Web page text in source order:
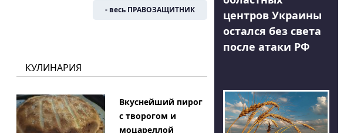
- весь ПРАВОЗАЩИТНИК
КУЛИНАРИЯ
Вкуснейший пирог
с творогом и
моцареллой
центров Украины
остался без света
после атаки РФ